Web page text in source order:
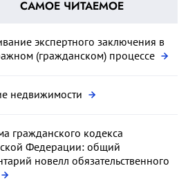
САМОЕ ЧИТАЕМОЕ
экспертного заключения в
(гражданском) процессе
недвижимости
гражданского кодекса
Федерации: общий
новелл обязательственного